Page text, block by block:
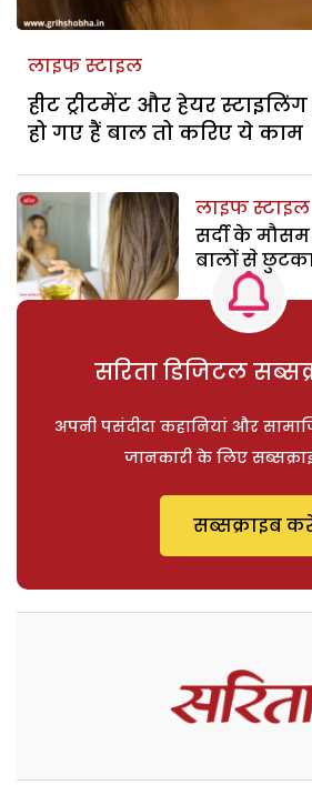
लाइफ स्टाइल
हीट ट्रीटमेंट और हेयर
हो गए हैं बाल तो करिए ये काम
लाइफ स्टाइल
सर्दी के
बालों से
सरिता डिजिटल
अपनी पसंदीदा कहानियां और
जानकारी के लिए
सब्सक्राइब